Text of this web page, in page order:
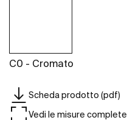
C0 - Cromato
Scheda prodotto (pdf)
Vedi le misure complete